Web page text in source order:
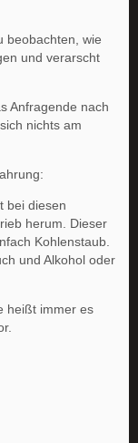
beobachten, wie
und verarscht
Anfragende nach
nichts am
bei diesen
herum. Dieser
Kohlenstaub.
und Alkohol oder
heißt immer es